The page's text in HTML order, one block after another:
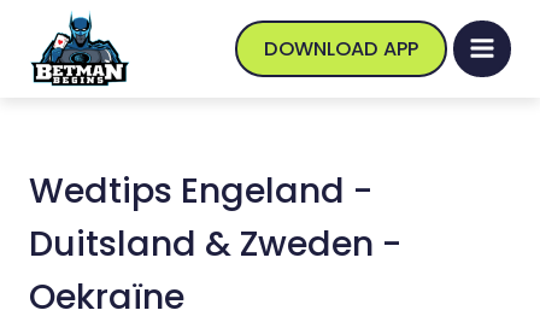
DOWNLOAD APP
Wedtips Engeland -
Duitsland & Zweden -
Oekraïne